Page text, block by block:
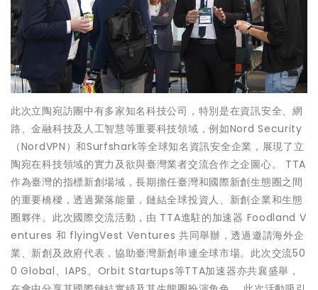
此次立陶宛訪團中有多家知名科技公司，特別是在資訊安全、網
路、金融科技及人工智慧等重要科技領域，例如Nord Security
（NordVPN）和Surfshark等全球知名資訊安全企業，展現了立
陶宛在科技領域的實力及欲與臺灣業者交流合作之企圖心。 TTA
作為臺灣的指標新創場域，長期擔任臺灣和國際新創生態圈之間
的重要橋樑，透過聚落能量，鏈結全球投資人、新創企業和生態
圈夥伴。此次國際交流活動，由 TTA進駐的加速器 Foodland V
entures 和 flyingVest Ventures 共同舉辦，透過邀請海外企
業、新創及政府代表，協助臺灣新創串連全球市場。此次交流50
0 Global、IAPS、Orbit Startups等TTA加速器亦共襄盛舉，